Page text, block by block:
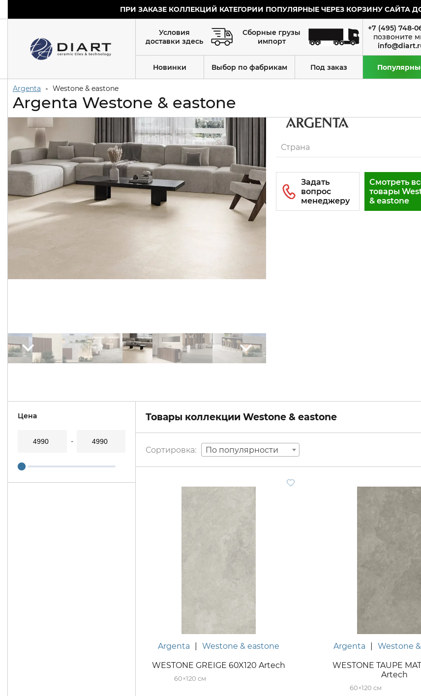
ПРИ ЗАКАЗЕ КОЛЛЕКЦИЙ КАТЕГОРИИ ПОПУЛЯРНЫЕ ЧЕРЕЗ КОРЗИНУ САЙТА
Условия
доставки здесь
Сборные грузы
импорт
+7 (495) 748-
Новинки Выбор по фабрикам Под заказ
Argenta Westone & eastone
Argenta Westone & eastone
Страна
Смотреть
товары
& eastone
Цена Товары коллекции Westone & eastone
По популярности
Argenta Westone & eastone
WESTONE GREIGE 60X120 Artech
60×120
Argenta Westone
WESTONE TAUPE
Artech
60×120